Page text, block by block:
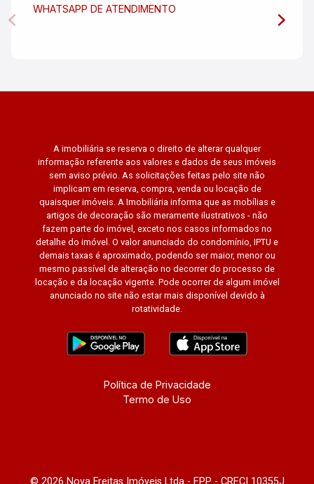
WHATSAPP DE ATENDIMENTO
A imobiliária se reserva o direito de alterar qualquer
informação referente aos valores e dados de seus imóveis
sem aviso prévio. As solicitações feitas pelo site não
implicam em reserva, compra, venda ou locação de
quaisquer imóveis. A Imobiliária informa que as mobílias e
artigos de decoração são meramente ilustrativos - não
fazem parte do imóvel, exceto nos casos informados no
detalhe do imóvel. O valor anunciado do condomínio, IPTU e
demais taxas é aproximado, podendo ser maior, menor ou
mesmo passível de alteração no decorrer do processo de
locação e da locação vigente. Pode ocorrer de algum imóvel
anunciado no site não estar mais disponível devido à
rotatividade.
Política de Privacidade
Termo de Uso
© 2026 Nova Freitas Imóveis Ltda - EPP - CRECI 10355J